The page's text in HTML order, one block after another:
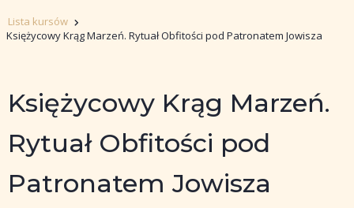
Lista kursów
Księżycowy Krąg Marzeń. Rytuał Obfitości pod Patronatem Jowisza
Księżycowy Krąg Marzeń.
Rytuał Obfitości pod
Patronatem Jowisza